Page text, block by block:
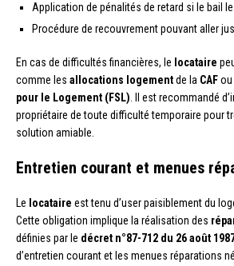
Application de pénalités de retard si le bail
Procédure de recouvrement pouvant aller
En cas de difficultés financières, le locataire
comme les allocations logementde la CAFou
pour le Logement (FSL). Il est recommandé
propriétaire de toute difficulté temporaire pour
solution amiable.
Entretien courant et menues
Le locataire est tenu d’user paisiblement du
Cette obligation implique la réalisation des
définies par le décret n°87-712 du 26 août
d’entretien courant et les menues réparations